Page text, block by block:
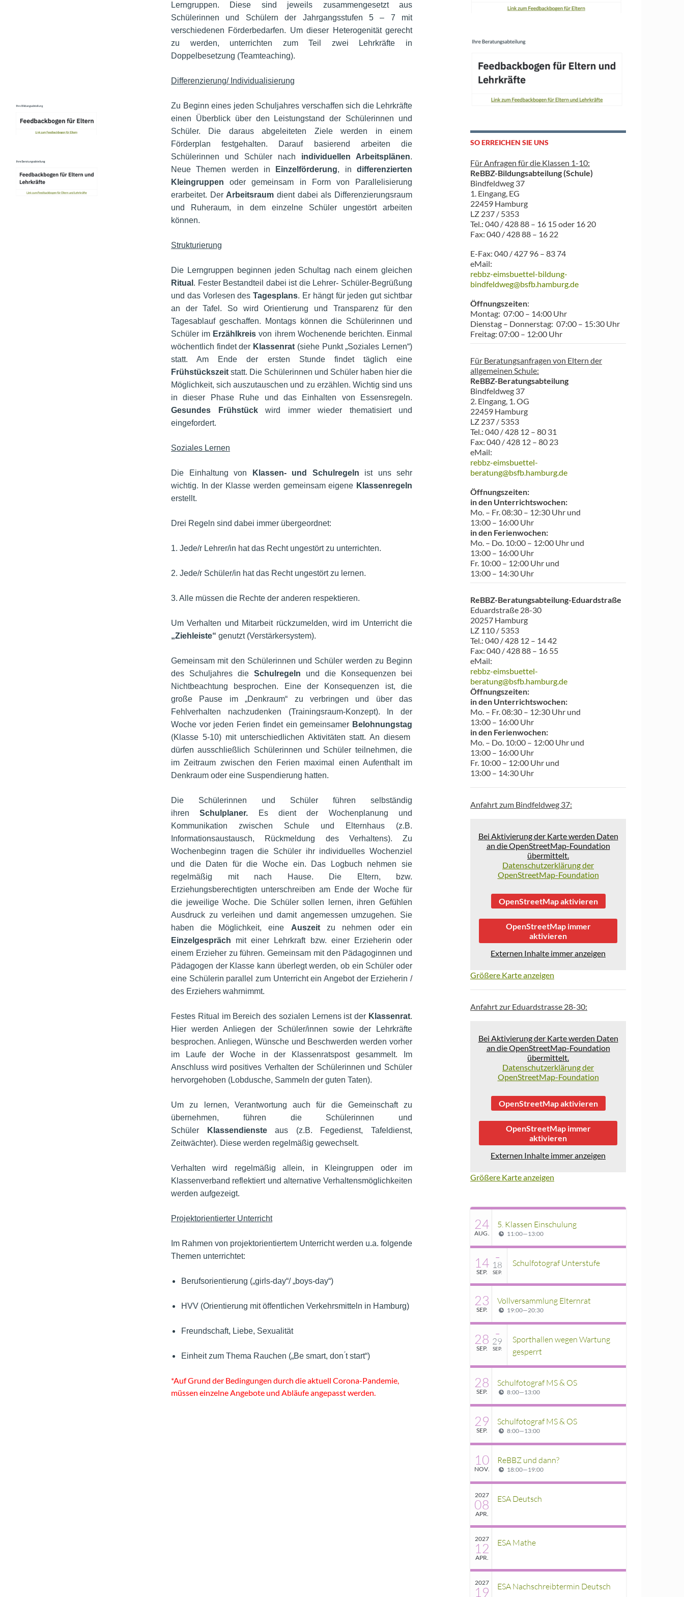
Lerngruppen. Diese sind jeweils zusammengesetzt aus
Schülerinnen und Schülern der Jahrgangsstufen 5 – 7 mit
verschiedenen Förderbedarfen. Um dieser Heterogenität gerecht
zu werden, unterrichten zum Teil zwei Lehrkräfte in
Doppelbesetzung (Teamteaching).
Differenzierung/ Individualisierung
Zu Beginn eines jeden Schuljahres verschaffen sich die Lehrkräfte
einen Überblick über den Leistungstand der Schülerinnen und
Schüler. Die daraus abgeleiteten Ziele werden in einem
Förderplan festgehalten. Darauf basierend arbeiten die
Schülerinnen und Schüler nach individuellen Arbeitsplänen.
Neue Themen werden in
Einzelförderung, indifferenzierten
Kleingruppen oder gemeinsam in Form von Parallelisierung
erarbeitet. Der Arbeitsraum dient dabei als Differenzierungsraum
und Ruheraum, in dem einzelne Schüler ungestört arbeiten
können.
Strukturierung
Die Lerngruppen beginnen jeden Schultag nach einem gleichen
Ritual . Fester Bestandteil dabei ist die Lehrer- Schüler-Begrüßung
und das Vorlesen desTagesplans. Er hängt für jeden gut sichtbar
an der Tafel. So wird Orientierung und Transparenz für den
Tagesablauf geschaffen. Montags können die Schülerinnen und
Schüler im Erzählkreis von ihrem Wochenende berichten. Einmal
wöchentlich findet der Klassenrat (siehe Punkt „Soziales Lernen“)
statt. Am Ende der ersten Stunde findet täglich eine
Frühstückszeit statt. Die Schülerinnen und Schüler haben hier die
Möglichkeit, sich auszutauschen und zu erzählen. Wichtig sind uns
in dieser Phase Ruhe und das Einhalten von Essensregeln.
Gesundes Frühstückwird immer wieder thematisiert und
eingefordert.
Soziales Lernen
Die Einhaltung von Klassen- und Schulregeln ist uns sehr
wichtig. In der Klasse werden gemeinsam eigene Klassenregeln
erstellt.
Drei Regeln sind dabei immer übergeordnet:
1. Jede/r Lehrer/in hat das Recht ungestört zu unterrichten.
2. Jede/r Schüler/in hat das Recht ungestört zu lernen.
3. Alle müssen die Rechte der anderen respektieren.
Um Verhalten und Mitarbeit rückzumelden, wird im Unterricht die
„Ziehleiste“ genutzt (Verstärkersystem).
Gemeinsam mit den Schülerinnen und Schüler werden zu Beginn
des Schuljahres die Schulregeln und die Konsequenzen bei
Nichtbeachtung besprochen. Eine der Konsequenzen ist, die
große Pause im „Denkraum“ zu verbringen und über das
Fehlverhalten nachzudenken (Trainingsraum-Konzept). In der
Woche vor jeden Ferien findet ein gemeinsamer Belohnungstag
(Klasse 5-10) mit unterschiedlichen Aktivitäten statt. An diesem
dürfen ausschließlich Schülerinnen und Schüler teilnehmen, die
im Zeitraum zwischen den Ferien maximal einen Aufenthalt im
Denkraum oder eine Suspendierung hatten.
Die Schülerinnen und Schüler führen selbständig
ihrenSchulplaner. Es dient der Wochenplanung und
Kommunikation zwischen Schule und Elternhaus (z.B.
Informationsaustausch, Rückmeldung des Verhaltens). Zu
Wochenbeginn tragen die Schüler ihr individuelles Wochenziel
und die Daten für die Woche ein. Das Logbuch nehmen sie
regelmäßig mit nach Hause. Die Eltern, bzw.
Erziehungsberechtigten unterschreiben am Ende der Woche für
die jeweilige Woche. Die Schüler sollen lernen, ihren Gefühlen
Ausdruck zu verleihen und damit angemessen umzugehen. Sie
haben die Möglichkeit, eine Auszeitzu nehmen oder ein
Einzelgespräch mit einer Lehrkraft bzw. einer Erzieherin oder
einem Erzieher zu führen. Gemeinsam mit den Pädagoginnen und
Pädagogen der Klasse kann überlegt werden, ob ein Schüler oder
eine Schülerin parallel zum Unterricht ein Angebot der Erzieherin /
des Erziehers wahrnimmt.
Festes Ritual im Bereich des sozialen Lernens ist der Klassenrat.
Hier werden Anliegen der Schüler/innen sowie der Lehrkräfte
besprochen. Anliegen, Wünsche und Beschwerden werden vorher
im Laufe der Woche in der Klassenratspost gesammelt. Im
Anschluss wird positives Verhalten der Schülerinnen und Schüler
hervorgehoben (Lobdusche, Sammeln der guten Taten).
Um zu lernen, Verantwortung auch für die Gemeinschaft zu
übernehmen, führen die Schülerinnen und
Schüler
Klassendiensteaus (z.B. Fegedienst, Tafeldienst,
Zeitwächter). Diese werden regelmäßig gewechselt.
Verhalten wird regelmäßig allein, in Kleingruppen oder im
Klassenverband reflektiert und alternative Verhaltensmöglichkeiten
werden aufgezeigt.
Projektorientierter Unterricht
Im Rahmen von projektorientiertem Unterricht werden u.a. folgende
Themen unterrichtet:
Berufsorientierung („girls-day“/ „boys-day“)
HVV (Orientierung mit öffentlichen Verkehrsmitteln in Hamburg)
Freundschaft, Liebe, Sexualität
Einheit zum Thema Rauchen („Be smart, don ́t start“)
*Auf Grund der Bedingungen durch die aktuell Corona-Pandemie,
müssen einzelne Angebote und Abläufe angepasst werden.
SO ERREICHEN SIE UNS
Für Anfragen für die Klassen 1-10:
ReBBZ-Bildungsabteilung (Schule)
Bindfeldweg 37
1. Eingang, EG
22459 Hamburg
LZ 237 / 5353
Tel.: 040 / 428 88 – 16 15 oder 16 20
Fax: 040 / 428 88 – 16 22
E-Fax: 040 / 427 96 – 83 74
eMail:
rebbz-eimsbuettel-bildung-
bindfeldweg@bsfb.hamburg.de
Öffnungszeiten:
Montag: 07:00 – 14:00 Uhr
Dienstag – Donnerstag: 07:00 – 15:30 Uhr
Freitag: 07:00 – 12:00 Uhr
Für Beratungsanfragen von Eltern der
allgemeinen Schule:
ReBBZ-Beratungsabteilung
Bindfeldweg 37
2. Eingang, 1. OG
22459 Hamburg
LZ 237 / 5353
Tel.: 040 / 428 12 – 80 31
Fax: 040 / 428 12 – 80 23
eMail:
rebbz-eimsbuettel-
beratung@bsfb.hamburg.de
Öffnungszeiten:
in den Unterrichtswochen:
Mo. – Fr. 08:30 – 12:30 Uhr und
13:00 – 16:00 Uhr
in den Ferienwochen:
Mo. – Do. 10:00 – 12:00 Uhr und
13:00 – 16:00 Uhr
Fr. 10:00 – 12:00 Uhr und
13:00 – 14:30 Uhr
ReBBZ-Beratungsabteilung-Eduardstraße
Eduardstraße 28-30
20257 Hamburg
LZ 110 / 5353
Tel.: 040 / 428 12 – 14 42
Fax: 040 / 428 88 – 16 55
eMail:
rebbz-eimsbuettel-
beratung@bsfb.hamburg.de
Öffnungszeiten:
in den Unterrichtswochen:
Mo. – Fr. 08:30 – 12:30 Uhr und
13:00 – 16:00 Uhr
in den Ferienwochen:
Mo. – Do. 10:00 – 12:00 Uhr und
13:00 – 16:00 Uhr
Fr. 10:00 – 12:00 Uhr und
13:00 – 14:30 Uhr
Anfahrt zum Bindfeldweg 37:
Bei Aktivierung der Karte werden Daten
an die OpenStreetMap-Foundation
übermittelt.
Datenschutzerklärung der
OpenStreetMap-Foundation
OpenStreetMap aktivieren
OpenStreetMap immer
aktivieren
Externen Inhalte immer anzeigen
Größere Karte anzeigen
Anfahrt zur Eduardstrasse 28-30:
Bei Aktivierung der Karte werden Daten
an die OpenStreetMap-Foundation
übermittelt.
Datenschutzerklärung der
OpenStreetMap-Foundation
OpenStreetMap aktivieren
OpenStreetMap immer
aktivieren
Externen Inhalte immer anzeigen
Größere Karte anzeigen
24
AUG.
5. Klassen Einschulung
11:00—13:00
14
SEP.
–
18
SEP.
Schulfotograf Unterstufe
23
SEP.
Vollversammlung Elternrat
19:00—20:30
28
SEP.
–
29
SEP.
Sporthallen wegen Wartung
gesperrt
28
SEP.
Schulfotograf MS & OS
8:00—13:00
29
SEP.
Schulfotograf MS & OS
8:00—13:00
10
NOV.
ReBBZ und dann?
18:00—19:00
2027
08
APR.
ESA Deutsch
2027
12
APR.
ESA Mathe
2027
19 ESA Nachschreibtermin Deutsch